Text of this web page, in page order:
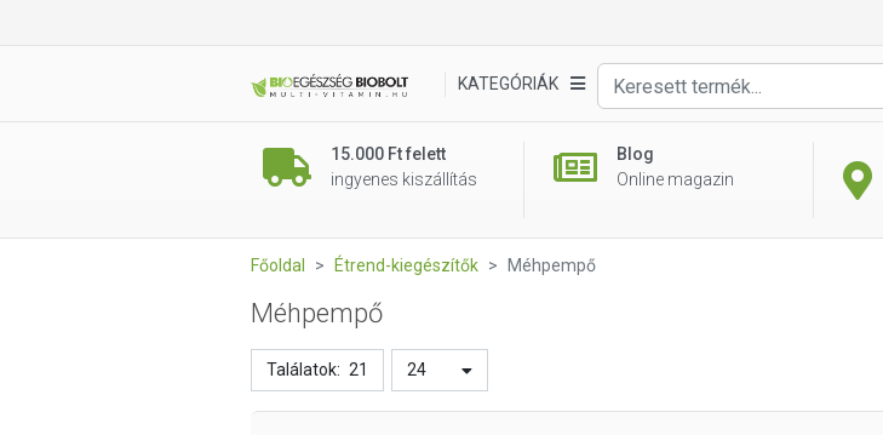
KATEGÓRIÁK
15.000 Ft felett
ingyenes kiszállítás
Blog
Online magazin
Főoldal Étrend-kiegészítők Méhpempő
Méhpempő
Találatok: 21 24